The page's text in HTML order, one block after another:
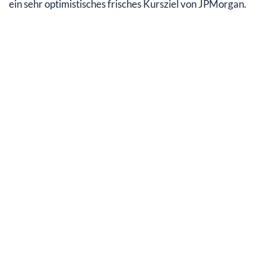
ein sehr optimistisches frisches Kursziel von JPMorgan.